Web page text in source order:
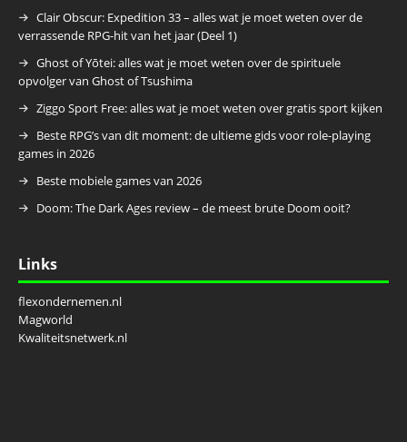
Clair Obscur: Expedition 33 – alles wat je moet weten over de
verrassende RPG-hit van het jaar (Deel 1)
Ghost of Yōtei: alles wat je moet weten over de spirituele
opvolger van Ghost of Tsushima
Ziggo Sport Free: alles wat je moet weten over gratis sport kijken
Beste RPG’s van dit moment: de ultieme gids voor role-playing
games in 2026
Beste mobiele games van 2026
Doom: The Dark Ages review – de meest brute Doom ooit?
Links
flexondernemen.nl
Magworld
Kwaliteitsnetwerk.nl